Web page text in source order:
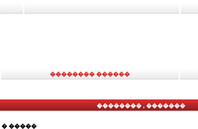
�������� ������
�������� , �������
�����